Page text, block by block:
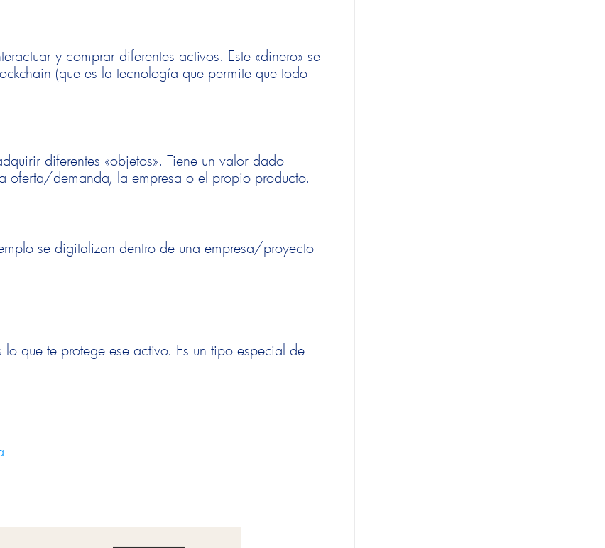
y comprar diferentes activos. Este «dinero» se
(que es la tecnología que permite que todo
diferentes «objetos». Tiene un valor dado
oferta/demanda, la empresa o el propio producto.
se digitalizan dentro de una empresa/proyecto
que te protege ese activo. Es un tipo especial de